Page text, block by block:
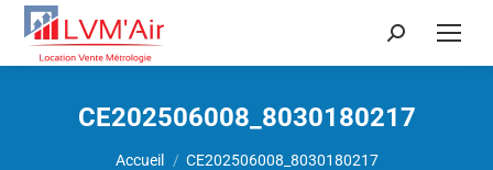
Recherche
CE202506008_8030180217
Accueil CE202506008_8030180217